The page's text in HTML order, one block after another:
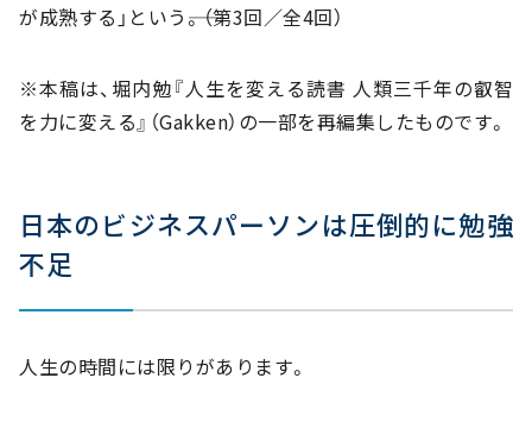
が成熟する」という――。（第3回／全4回）
※本稿は、堀内勉『人生を変える読書 人類三千年の叡智
を力に変える』（Gakken）の一部を再編集したものです。
日本のビジネスパーソンは圧倒的に勉強
不足
人生の時間には限りがあります。